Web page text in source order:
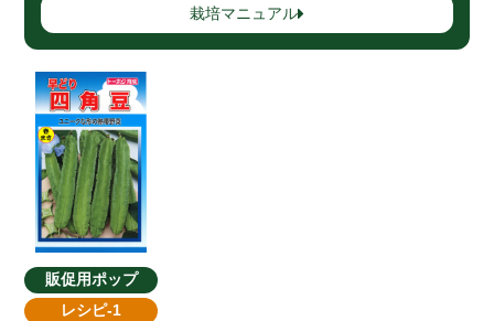
栽培マニュアル
販促用ポップ
レシピ-1